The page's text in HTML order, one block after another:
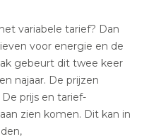
variabele tarief? Dan
voor energie en de
gebeurt dit twee keer
najaar. De prijzen
prijs en tarief-
zien komen. Dit kan in